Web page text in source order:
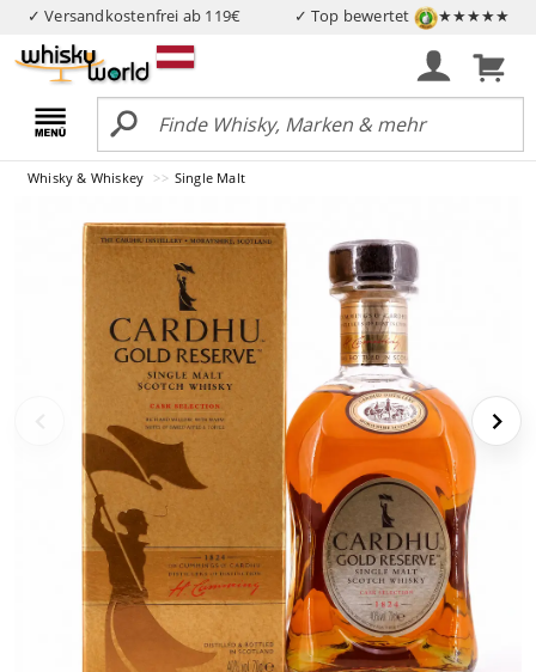
✓ Versandkostenfrei ab 119€ ✓ Top bewertet ★★★★★
Whisky & Whiskey Single Malt